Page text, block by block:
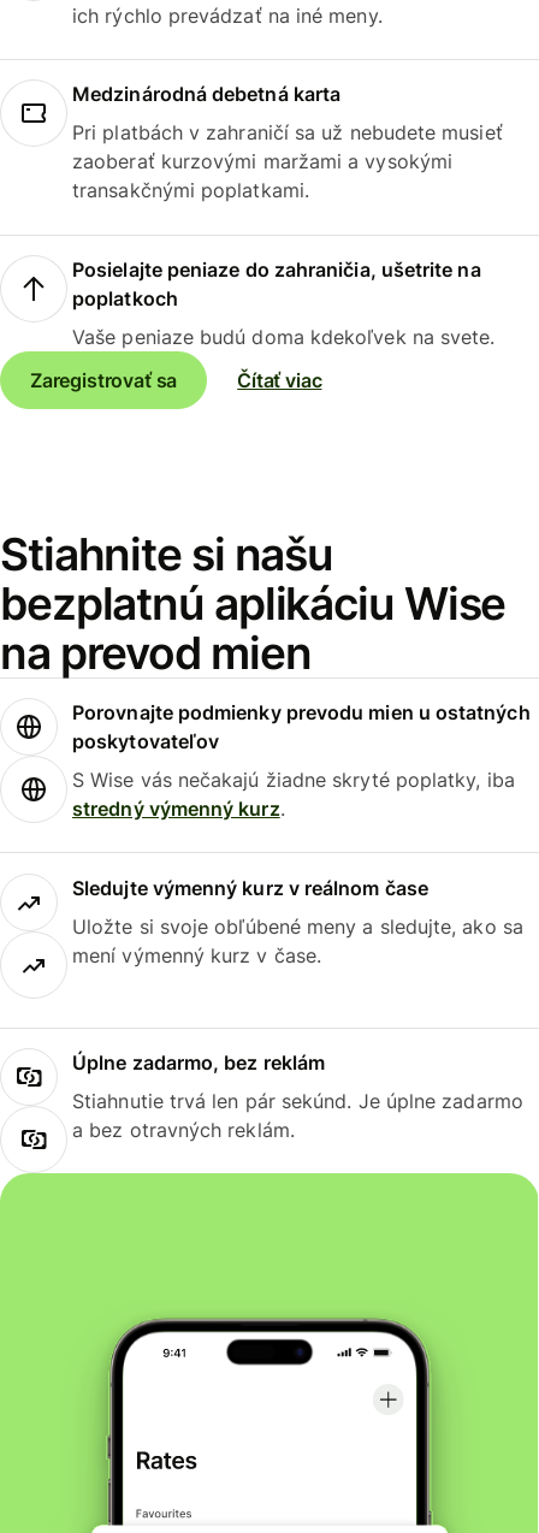
ich rýchlo prevádzať na iné meny.
Medzinárodná debetná karta
Pri platbách v zahraničí sa už nebudete musieť
zaoberať kurzovými maržami a vysokými
transakčnými poplatkami.
Posielajte peniaze do zahraničia, ušetrite na
poplatkoch
Vaše peniaze budú doma kdekoľvek na svete.
Zaregistrovať sa
Čítať viac
Stiahnite si našu
bezplatnú aplikáciu Wise
na prevod mien
Porovnajte podmienky prevodu mien u ostatných
poskytovateľov
S Wise vás nečakajú žiadne skryté poplatky, iba
stredný výmenný kurz.
Sledujte výmenný kurz v reálnom čase
Uložte si svoje obľúbené meny a sledujte, ako sa
mení výmenný kurz v čase.
Úplne zadarmo, bez reklám
Stiahnutie trvá len pár sekúnd. Je úplne zadarmo
a bez otravných reklám.